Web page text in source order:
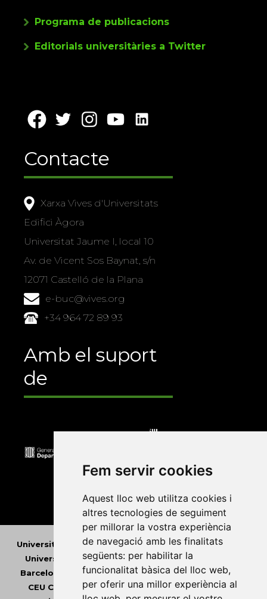
Fem servir cookies
Aquest lloc web utilitza cookies i
altres tecnologies de seguiment
per millorar la vostra experiència
de navegació amb les finalitats
següents: per habilitar la
funcionalitat bàsica del lloc web,
per oferir una millor experiència al
Programa de publicacions
Editorials universitàries a Twitter
Contacte
Xarxa Vives d'Universitats
Edifici Àgora
Universitat Jaume I, local 10
Av. de Vicent Sos Baynat, s/n
12071 Castelló de la Plana
e-buc@vives.org
+34 964 72 89 93
Amb el suport
de
Universitat Abat Oliba CEU•Universitat d'Alacant
Universitat d'Andorra•Universitat Autònoma de
Barcelona
Universitat de Barcelona•Universitat
CEU Cardenal Herrera•Universitat de Girona •